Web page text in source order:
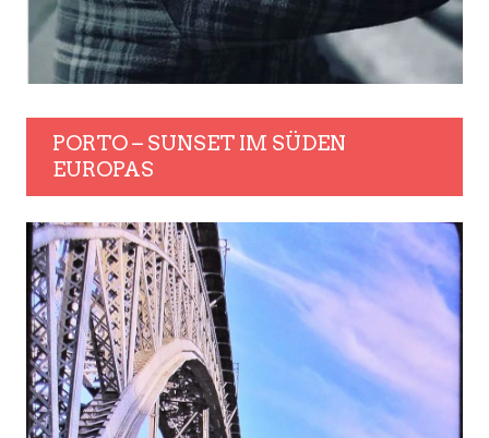
PORTO – SUNSET IM SÜDEN
EUROPAS